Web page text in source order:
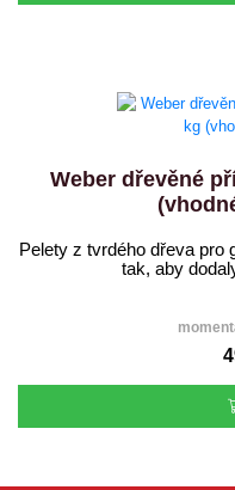
Weber dřevěné
Pelety z tvrdého dřeva pro
tak, aby